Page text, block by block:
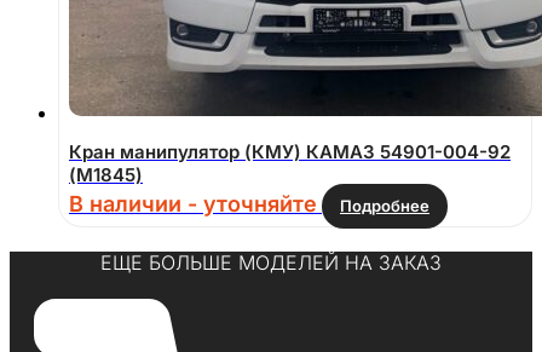
Кран манипулятор (КМУ) КАМАЗ 54901-004-92
(M1845)
В наличии - уточняйте Подробнее
ЕЩЕ БОЛЬШЕ МОДЕЛЕЙ НА ЗАКАЗ